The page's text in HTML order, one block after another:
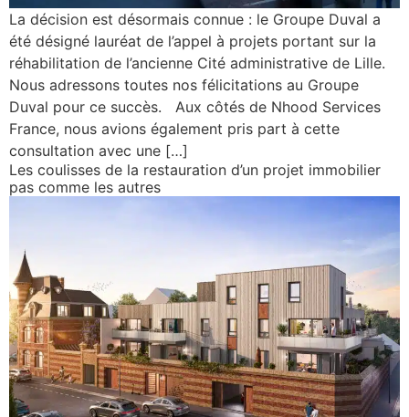
La décision est désormais connue : le Groupe Duval a
été désigné lauréat de l’appel à projets portant sur la
réhabilitation de l’ancienne Cité administrative de Lille.
Nous adressons toutes nos félicitations au Groupe
Duval pour ce succès. Aux côtés de Nhood Services
France, nous avions également pris part à cette
consultation avec une […]
Les coulisses de la restauration d’un projet immobilier
pas comme les autres